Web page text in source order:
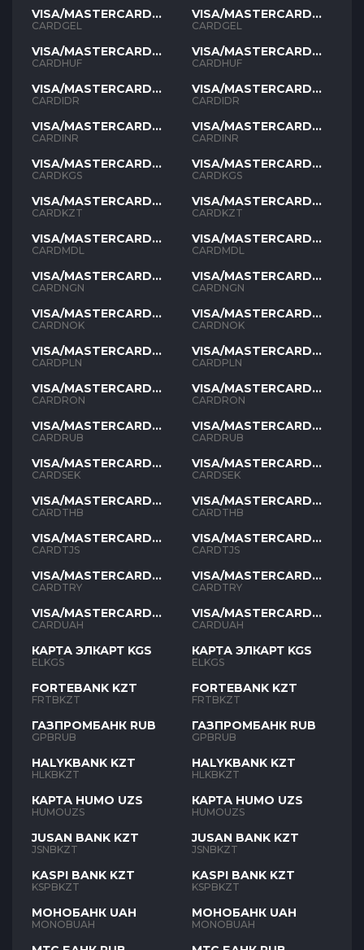
VISA/MASTERCARD
GEL
CARDGEL
VISA/MASTERCARD
HUF
CARDHUF
VISA/MASTERCARD
IDR
CARDIDR
VISA/MASTERCARD
INR
CARDINR
VISA/MASTERCARD
KGS
CARDKGS
VISA/MASTERCARD
KZT
CARDKZT
VISA/MASTERCARD
MDL
CARDMDL
VISA/MASTERCARD
NGN
CARDNGN
VISA/MASTERCARD
NOK
CARDNOK
VISA/MASTERCARD
PLN
CARDPLN
VISA/MASTERCARD
RON
CARDRON
VISA/MASTERCARD
RUB
CARDRUB
VISA/MASTERCARD
SEK
CARDSEK
VISA/MASTERCARD
THB
CARDTHB
VISA/MASTERCARD
TJS
CARDTJS
VISA/MASTERCARD
TYR
CARDTRY
VISA/MASTERCARD
UAH
CARDUAH
КАРТА ЭЛКАРТ KGS
ELKGS
FORTEBANK KZT
FRTBKZT
ГАЗПРОМБАНК RUB
GPBRUB
HALYKBANK KZT
HLKBKZT
КАРТА HUMO UZS
HUMOUZS
JUSAN BANK KZT
JSNBKZT
KASPI BANK KZT
KSPBKZT
МОНОБАНК UAH
MONOBUAH
VISA/MASTERCARD
GEL
CARDGEL
VISA/MASTERCARD
HUF
CARDHUF
VISA/MASTERCARD
IDR
CARDIDR
VISA/MASTERCARD
INR
CARDINR
VISA/MASTERCARD
KGS
CARDKGS
VISA/MASTERCARD
KZT
CARDKZT
VISA/MASTERCARD
MDL
CARDMDL
VISA/MASTERCARD
NGN
CARDNGN
VISA/MASTERCARD
NOK
CARDNOK
VISA/MASTERCARD
PLN
CARDPLN
VISA/MASTERCARD
RON
CARDRON
VISA/MASTERCARD
RUB
CARDRUB
VISA/MASTERCARD
SEK
CARDSEK
VISA/MASTERCARD
THB
CARDTHB
VISA/MASTERCARD
TJS
CARDTJS
VISA/MASTERCARD
TYR
CARDTRY
VISA/MASTERCARD
UAH
CARDUAH
КАРТА ЭЛКАРТ KGS
ELKGS
FORTEBANK KZT
FRTBKZT
ГАЗПРОМБАНК RUB
GPBRUB
HALYKBANK KZT
HLKBKZT
КАРТА HUMO UZS
HUMOUZS
JUSAN BANK KZT
JSNBKZT
KASPI BANK KZT
KSPBKZT
МОНОБАНК UAH
MONOBUAH